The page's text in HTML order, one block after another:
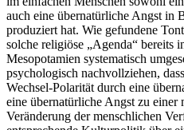
auch eine übernatürliche Angst in
produziert hat. Wie gefundene
solche religiöse „Agenda“ bereits
Mesopotamien systematisch
psychologisch nachvollziehen,
Wechsel-Polarität durch eine
eine übernatürliche Angst zu einer
Veränderung der menschlichen